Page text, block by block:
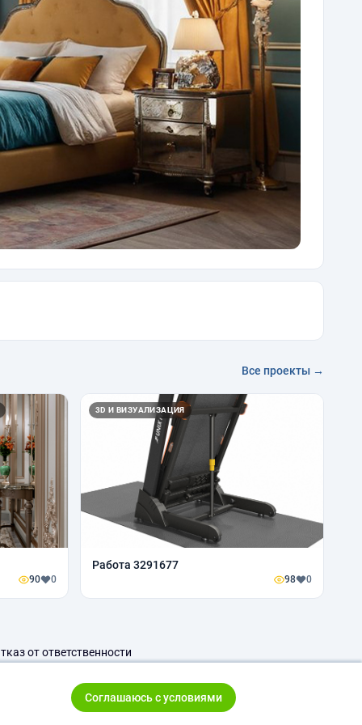
Все проекты →
90 0
3D И ВИЗУАЛИЗАЦИЯ
Работа 3291677
98 0
от ответственности
Соглашаюсь с условиями